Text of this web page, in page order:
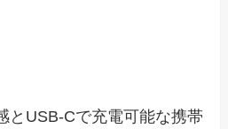
とUSB-Cで充電可能な携帯